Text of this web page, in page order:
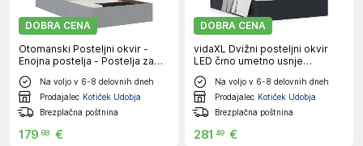
DOBRA CENA
Otomanski Posteljni okvir -
Enojna postelja - Postelja za
odrasle brez vzmetnice siv
80x200 cm blago-J1959
Na voljo v 6-8 delovnih dneh
Prodajalec Kotiček Udobja
Brezplačna poštnina
179 68 €
DOBRA CENA
vidaXL Dvižni posteljni okvir
LED črno umetno usnje
140x200 cm
Na voljo v 6-8 delovnih dneh
Prodajalec Kotiček Udobja
Brezplačna poštnina
281 49 €